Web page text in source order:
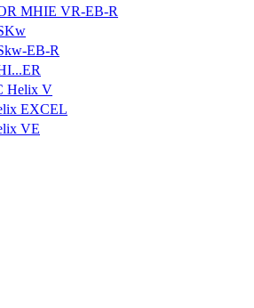
MHIE VR-EB-R
EB-R
Helix V
EXCEL
VE